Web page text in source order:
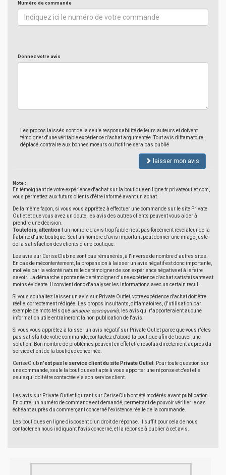
Numéro de commande
Donnez votre avis
Les propos laissés sont de la seule responsabilité de leurs auteurs et doivent
témoigner d'une véritable expérience d'achat argumentée. Tout avis diffamatoire,
déplacé, contraire aux bonnes moeurs ou fictif ne sera pas publié
laisser mon avis
Note :
En témoignant de votre expérience d'achat sur la boutique en ligne fr.privateoutlet.com,
vous permettez aux futurs clients d'être informé avant un achat.
De la même façon, si vous vous apprêtez à effectuer une commande sur le site Private
Outlet et que vous avez un doute, les avis des autres clients peuvent vous aider à
prendre une décision.
Toutefois, attention ! un nombre d'avis trop faible n'est pas forcément révélateur de la
fiabilité d'une boutique. Seul un nombre d'avis important peut donner une image juste
de la satisfaction des clients d'une boutique.
Les avis sur CeriseClub ne sont pas rémunérés, à l'inverse de nombre d'autres sites.
En cas de mécontentement, la propension à laisser un avis négatif est donc importante,
motivée par la volonté naturelle de témoigner de son expérience négative et à le faire
savoir. La démarche spontanée de témoigner d'une expérience d'achat satisfaisante est
moins évidente. Il convient donc d'analyser les informations avec un certain recul.
Si vous souhaitez laisser un avis sur Private Outlet, votre expérience d'achat doit être
réelle, correctement rédigée. Les propos insultants, diffamatoires, (l'utilisation par
exemple de mots tels que arnaque, escroquerie), les avis qui n'apporteraient aucune
information utile entraîneront la non publication de l'avis.
Si vous vous apprêtez à laisser un avis négatif sur Private Outlet parce que vous n'êtes
pas satisfait de votre commande, contactez d'abord la boutique afin de trouver une
solution. Bon nombre de problèmes peuvent en effet être résolus directement auprès du
service client de la boutique concernée.
CeriseClubn'est pas le service client du site Private Outlet . Pour toute question sur
une commande, seule la boutique est apte à vous apporter une réponse et c'est elle
seule qui doit être contactée via son service client.
Les avis sur Private Outlet figurant sur CeriseClub ont été modérés avant publication.
En outre, un numéro de commande est demandé, permettant de pouvoir vérifier le cas
échéant auprès du commerçant concerné l'existence réelle de la commande.
Les boutiques en ligne disposent d'un droit de réponse. Il suffit pour cela de nous
contacter en nous indiquant l'avis concerné, et la réponse à publier à cet avis.